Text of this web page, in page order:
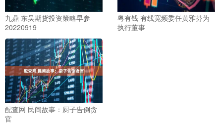
九鼎 东吴期货投资策略早参
20220919
粤有钱 有线宽频委任黄雅芬为
执行董事
配查网 民间故事：厨子告倒贪
官